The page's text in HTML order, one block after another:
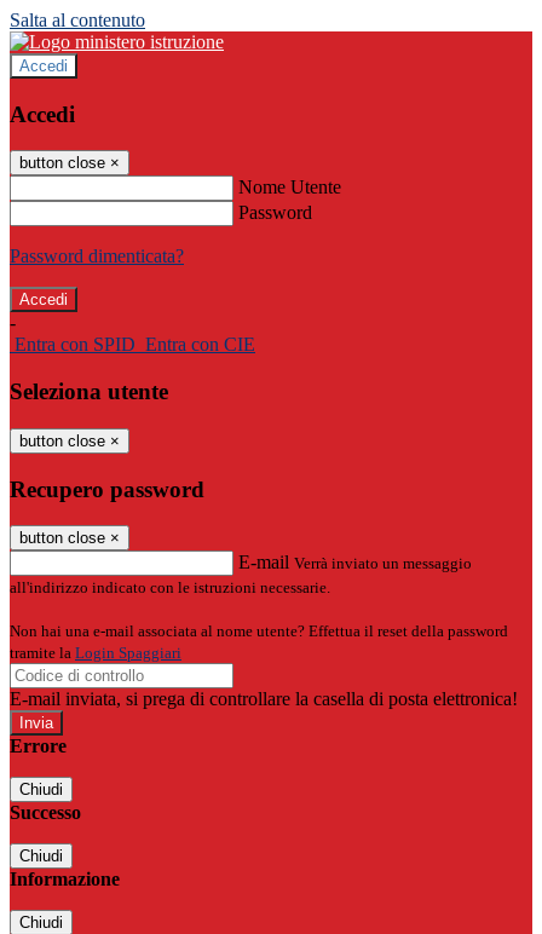
Salta al contenuto
Accedi
Accedi
button close ×
Nome Utente
Password
Password dimenticata?
-
Entra con SPID Entra con CIE
Seleziona utente
button close ×
Recupero password
button close ×
E-mail Verrà inviato un messaggio
all'indirizzo indicato con le istruzioni necessarie.
Non hai una e-mail associata al nome utente? Effettua il reset della password
tramite la Login Spaggiari
E-mail inviata, si prega di controllare la casella di posta elettronica!
Errore
Chiudi
Successo
Chiudi
Informazione
Chiudi